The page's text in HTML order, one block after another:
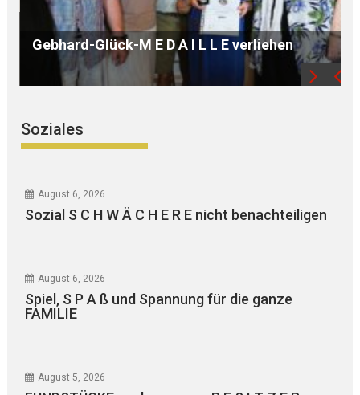
B Ü R G E R S P R E C H S T U N D E mit Ursula
WEGER
Soziales
August 6, 2026
Sozial S C H W Ä C H E R E nicht benachteiligen
August 6, 2026
Spiel, S P A ß und Spannung für die ganze
FAMILIE
August 5, 2026